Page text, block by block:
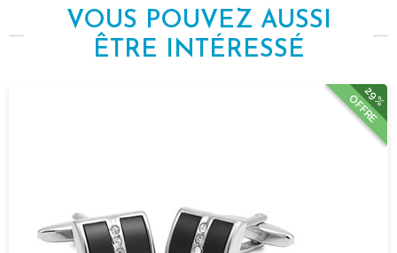
VOUS POUVEZ AUSSI
ÊTRE INTÉRESSÉ
29%
OFFRE